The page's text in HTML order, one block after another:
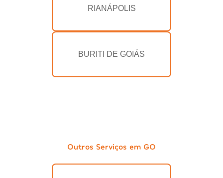
RIANÁPOLIS
BURITI DE GOIÁS
Outros Serviços em GO